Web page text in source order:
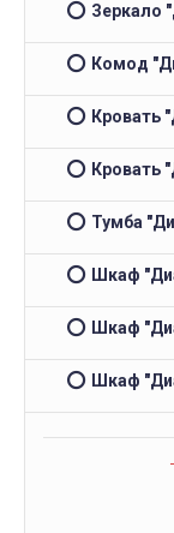
Зеркало
Комод
Кровать
Кровать
Тумба
Шкаф
Шкаф
Шкаф